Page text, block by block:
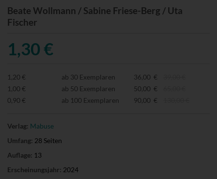
Beate Wollmann / Sabine Friese-Berg / Uta
Fischer
1,30 €
1,20 € ab 30 Exemplaren 36,00 €
1,00 €
ab 50 Exemplaren 50,00 €
0,90 €
ab 100 Exemplaren 90,00 €
Verlag: Mabuse
Umfang: 28 Seiten
Auflage: 13
Erscheinungsjahr: 2024